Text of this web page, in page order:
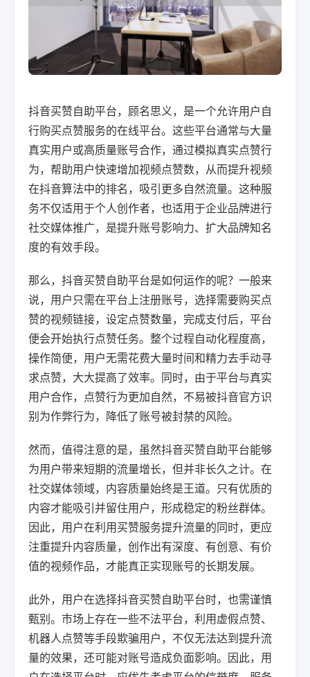
抖音买赞自助平台，顾名思义，是一个允许用户自
行购买点赞服务的在线平台。这些平台通常与大量
真实用户或高质量账号合作，通过模拟真实点赞行
为，帮助用户快速增加视频点赞数，从而提升视频
在抖音算法中的排名，吸引更多自然流量。这种服
务不仅适用于个人创作者，也适用于企业品牌进行
社交媒体推广，是提升账号影响力、扩大品牌知名
度的有效手段。
那么，抖音买赞自助平台是如何运作的呢？一般来
说，用户只需在平台上注册账号，选择需要购买点
赞的视频链接，设定点赞数量，完成支付后，平台
便会开始执行点赞任务。整个过程自动化程度高，
操作简便，用户无需花费大量时间和精力去手动寻
求点赞，大大提高了效率。同时，由于平台与真实
用户合作，点赞行为更加自然，不易被抖音官方识
别为作弊行为，降低了账号被封禁的风险。
然而，值得注意的是，虽然抖音买赞自助平台能够
为用户带来短期的流量增长，但并非长久之计。在
社交媒体领域，内容质量始终是王道。只有优质的
内容才能吸引并留住用户，形成稳定的粉丝群体。
因此，用户在利用买赞服务提升流量的同时，更应
注重提升内容质量，创作出有深度、有创意、有价
值的视频作品，才能真正实现账号的长期发展。
此外，用户在选择抖音买赞自助平台时，也需谨慎
甄别。市场上存在一些不法平台，利用虚假点赞、
机器人点赞等手段欺骗用户，不仅无法达到提升流
量的效果，还可能对账号造成负面影响。因此，用